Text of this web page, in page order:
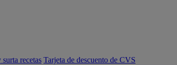
recetas Tarjeta de descuento de CVS